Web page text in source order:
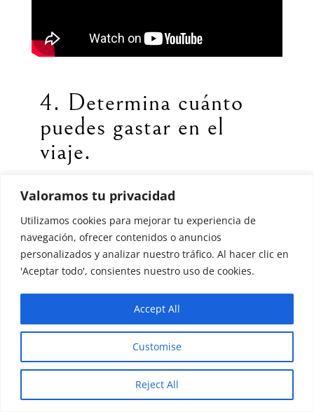
Valoramos tu privacidad
Utilizamos cookies para mejorar tu experiencia de
navegación, ofrecer contenidos o anuncios
personalizados y analizar nuestro tráfico. Al hacer clic en
'Aceptar todo', consientes nuestro uso de cookies.
Customise
Reject All
Accept All
4. Determina cuánto
puedes gastar en el
viaje.
Con lo anterior listo y con una cantidad
de dinero promedio clara destinada al
viaje, puedes comenzar a crear un
itinerario de viaje.
En ese itinerario podrás calcular tus
gastos por día tomando en cuenta los
gasto fijos y flexibles del viaje, que
conocerás a continuación en los
siguientes pasos.